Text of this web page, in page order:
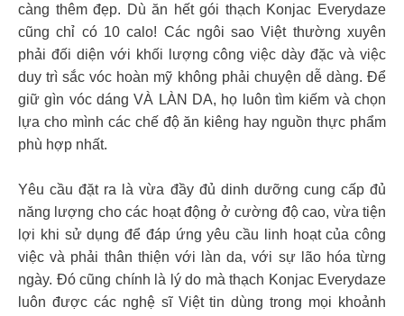
càng thêm đẹp. Dù ăn hết gói thạch Konjac Everydaze
cũng chỉ có 10 calo! Các ngôi sao Việt thường xuyên
phải đối diện với khối lượng công việc dày đặc và việc
duy trì sắc vóc hoàn mỹ không phải chuyện dễ dàng. Để
giữ gìn vóc dáng VÀ LÀN DA, họ luôn tìm kiếm và chọn
lựa cho mình các chế độ ăn kiêng hay nguồn thực phẩm
phù hợp nhất.
Yêu cầu đặt ra là vừa đầy đủ dinh dưỡng cung cấp đủ
năng lượng cho các hoạt động ở cường độ cao, vừa tiện
lợi khi sử dụng để đáp ứng yêu cầu linh hoạt của công
việc và phải thân thiện với làn da, với sự lão hóa từng
ngày. Đó cũng chính là lý do mà thạch Konjac Everydaze
luôn được các nghệ sĩ Việt tin dùng trong mọi khoảnh